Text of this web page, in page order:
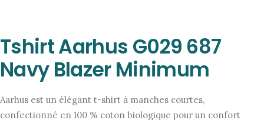
Tshirt Aarhus G029 687
Navy Blazer Minimum
Aarhus est un élégant t-shirt à manches courtes,
confectionné en 100 % coton biologique pour un confort